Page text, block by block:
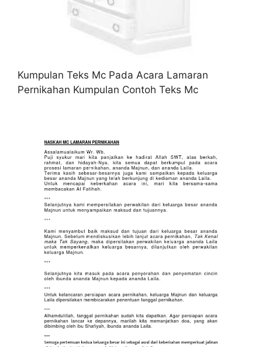
Kumpulan Teks Mc Pada Acara Lamaran
Pernikahan Kumpulan Contoh Teks Mc